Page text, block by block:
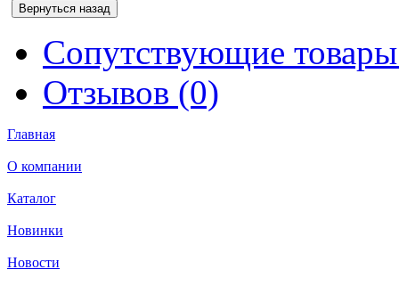
Сопутствующие
Отзывов (0)
Главная
О компании
Каталог
Новинки
Новости